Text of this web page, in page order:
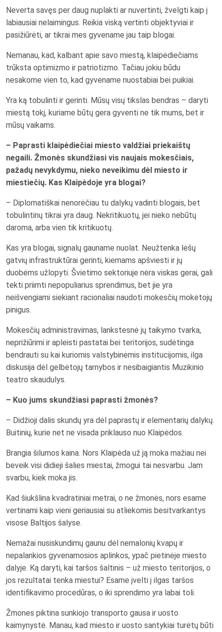
Neverta savęs per daug nuplakti ar nuvertinti, žvelgti kaip į
labiausiai nelaimingus. Reikia viską vertinti objektyviai ir
pasižiūrėti, ar tikrai mes gyvename jau taip blogai.
Nemanau, kad, kalbant apie savo miestą, klaipėdiečiams
trūksta optimizmo ir patriotizmo. Tačiau jokiu būdu
nesakome vien to, kad gyvename nuostabiai bei puikiai.
Yra ką tobulinti ir gerinti. Mūsų visų tikslas bendras – daryti
miestą tokį, kuriame būtų gera gyventi ne tik mums, bet ir
mūsų vaikams.
– Paprasti klaipėdiečiai miesto valdžiai priekaištų
negaili. Žmonės skundžiasi vis naujais mokesčiais,
pažadų nevykdymu, nieko neveikimu dėl miesto ir
miestiečių. Kas Klaipėdoje yra blogai?
– Diplomatiškai nenorėčiau tu dalykų vadinti blogais, bet
tobulintinų tikrai yra daug. Nekritikuotų, jei nieko nebūtų
daroma, arba vien tik kritikuotų.
Kas yra blogai, signalų gauname nuolat. Neužtenka lėšų
gatvių infrastruktūrai gerinti, kiemams apšviesti ir jų
duobėms užlopyti. Švietimo sektoriuje nėra viskas gerai, gali
tekti priimti nepopuliarius sprendimus, bet jie yra
neišvengiami siekiant racionaliai naudoti mokesčių mokėtojų
pinigus.
Mokesčių administravimas, lankstesnė jų taikymo tvarka,
neprižiūrimi ir apleisti pastatai bei teritorijos, sudėtinga
bendrauti su kai kuriomis valstybinėmis institucijomis, ilga
diskusija dėl gelbėtojų tarnybos ir nesibaigiantis Muzikinio
teatro skaudulys.
– Kuo jums skundžiasi paprasti žmonės?
– Didžioji dalis skundų yra dėl paprastų ir elementarių dalykų.
Buitinių, kurie net ne visada priklauso nuo Klaipėdos.
Brangia šilumos kaina. Nors Klaipėda už ją moka mažiau nei
beveik visi didieji šalies miestai, žmogui tai nesvarbu. Jam
svarbu, kiek moka jis.
Kad šiukšlina kvadratiniai metrai, o ne žmonės, nors esame
vertinami kaip vieni geriausiai su atliekomis besitvarkantys
visose Baltijos šalyse.
Nemažai nusiskundimų gaunu dėl nemalonių kvapų ir
nepalankios gyvenamosios aplinkos, ypač pietinėje miesto
dalyje. Ką daryti, kai taršos šaltinis – už miesto teritorijos, o
jos rezultatai tenka miestui? Esame įvelti į ilgas taršos
identifikavimo procedūras, o iki sprendimo yra labai toli.
Žmones piktina sunkiojo transporto gausa ir uosto
kaimynystė. Manau, kad miesto ir uosto santykiai turėtų būti